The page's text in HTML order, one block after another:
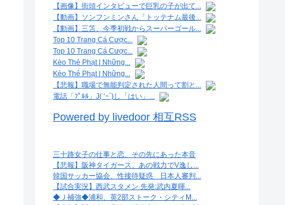
【画像】街頭インタビューで巨乳の子が出て...
【動画】ソンフンミンさん「トッテナム最後...
【動画】三笘、今季初戦からスーパーゴール...
Top 10 Trang Cá Cược...
Top 10 Trang Cá Cược...
Kèo Thẻ Phạt | Những...
Kèo Thẻ Phạt | Những...
【悲報】職場で無能判定された人間って割と...
電話「ﾌﾟﾙﾙ」J( ‘ｰ`)し「はい」...
Powered by livedoor 相互RSS
三十路女子の仕事と恋、その先にあった本音
【悲報】阪神タイガース、あの戦力でV逸し...
韓国サッカー協会、性接待疑惑 日本人審判...
【試合実況】西武スタメン 先発:武内夏暉...
◆Ｊ補強◆浦和、英2部ストーク・シティM...